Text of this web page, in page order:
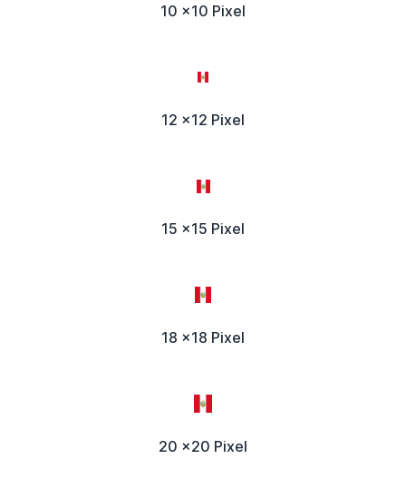
10 x10 Pixel
12 x12 Pixel
15 x15 Pixel
18 x18 Pixel
20 x20 Pixel